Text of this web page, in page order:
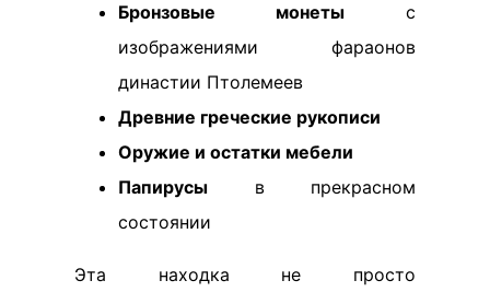
Бронзовые монеты с
изображениями фараонов
династии Птолемеев
Древние греческие рукописи
Оружие и остатки мебели
Папирусы в прекрасном
состоянии
Эта находка не просто